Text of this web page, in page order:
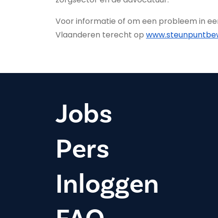
Voor informatie of om een probleem in
Vlaanderen terecht op
Jobs
Pers
Inloggen